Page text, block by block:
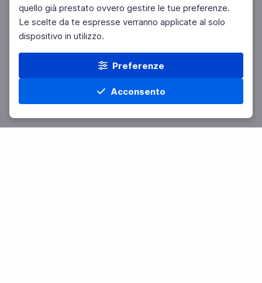
quello già prestato ovvero gestire le tue preferenze.
Le scelte da te espresse verranno applicate al solo
dispositivo in utilizzo.
Preferenze
Acconsento
Home Materie Cerca Menu